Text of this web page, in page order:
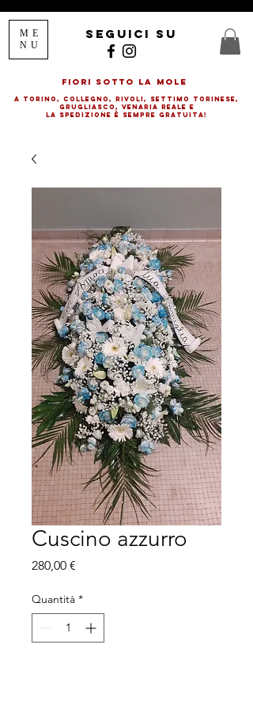
ME
NU
seguici su
FIORI SOTTO LA MOLE
a Torino, Collegno, rivolI, SETTIMO TORINESE,
GRUGLIASCO, VENARIA REALE E
LA SPEDIZIONE è SEMPRE GRATUITA!
Cuscino azzurro
280,00 €
Quantità *